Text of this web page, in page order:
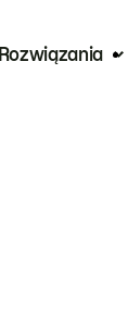
Rozwiązania